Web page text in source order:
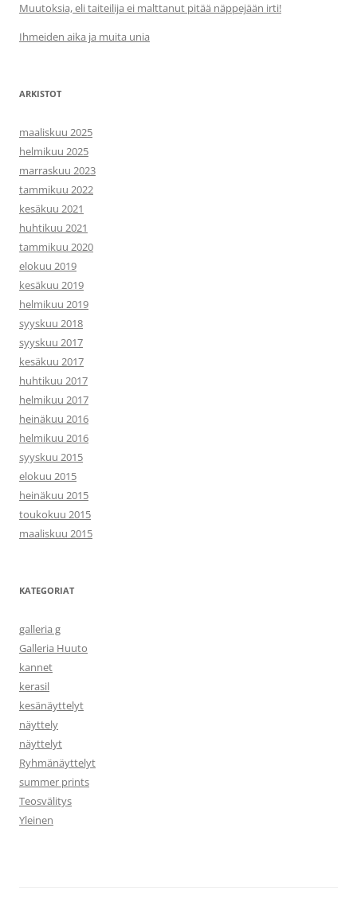
Muutoksia, eli taiteilija ei malttanut pitää näppejään irti!
Ihmeiden aika ja muita unia
ARKISTOT
maaliskuu 2025
helmikuu 2025
marraskuu 2023
tammikuu 2022
kesäkuu 2021
huhtikuu 2021
tammikuu 2020
elokuu 2019
kesäkuu 2019
helmikuu 2019
syyskuu 2018
syyskuu 2017
kesäkuu 2017
huhtikuu 2017
helmikuu 2017
heinäkuu 2016
helmikuu 2016
syyskuu 2015
elokuu 2015
heinäkuu 2015
toukokuu 2015
maaliskuu 2015
KATEGORIAT
galleria g
Galleria Huuto
kannet
kerasil
kesänäyttelyt
näyttely
näyttelyt
Ryhmänäyttelyt
summer prints
Teosvälitys
Yleinen